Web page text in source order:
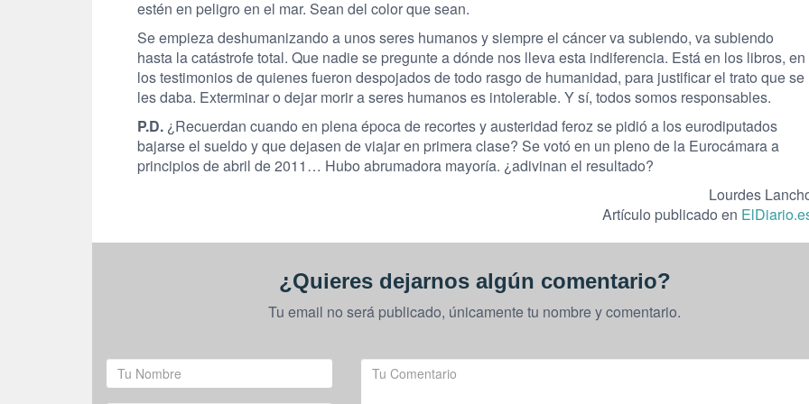
estén en peligro en el mar. Sean del color que sean.
Se empieza deshumanizando a unos seres humanos y siempre el cáncer va subiendo, va subiendo
hasta la catástrofe total. Que nadie se pregunte a dónde nos lleva esta indiferencia. Está en los libros, en
los testimonios de quienes fueron despojados de todo rasgo de humanidad, para justificar el trato que se
les daba. Exterminar o dejar morir a seres humanos es intolerable. Y sí, todos somos responsables.
P.D. ¿Recuerdan cuando en plena época de recortes y austeridad feroz se pidió a los eurodiputados
bajarse el sueldo y que dejasen de viajar en primera clase? Se votó en un pleno de la Eurocámara a
principios de abril de 2011… Hubo abrumadora mayoría. ¿adivinan el resultado?
Lourdes
Artículo publicado en
¿Quieres dejarnos algún comentario?
Tu email no será publicado, únicamente tu nombre y comentario.